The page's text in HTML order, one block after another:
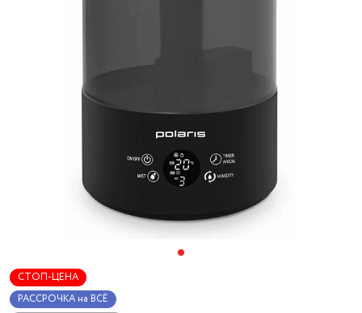
СТОП-ЦЕНА
РАССРОЧКА на ВСЁ